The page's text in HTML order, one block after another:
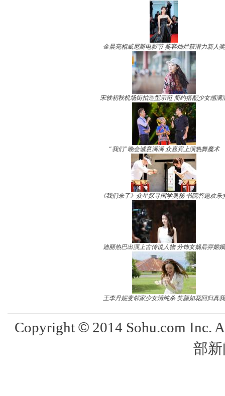
金晨亮相威尼斯电影节 笑容灿烂获潜力新人奖
宋轶初秋机场街拍造型示范 简约搭配少女感满
“我们”晚会诚意满满 众嘉宾上演热舞魔术
《我们来了》众星探寻国学奥秘 书院答题欢乐
迪丽热巴出演上古传说人物 分饰女娲后羿嫦娥
王李丹妮变邻家少女清纯杀 笑颜如花回归真我
Copyright ©2014 Sohu.com Inc.
部